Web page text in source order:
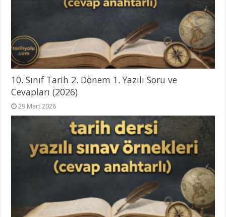
10. Sınıf Tarih 2. Dönem 1. Yazılı Soru ve
Cevapları (2026)
29 Mart 2026